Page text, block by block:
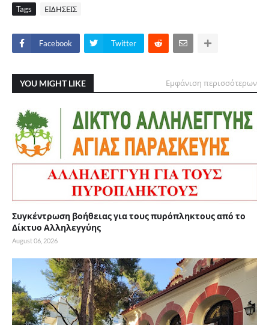
Tags ΕΙΔΗΣΕΙΣ
Facebook Twitter
YOU MIGHT LIKE Εμφάνιση περισσότερων
Συγκέντρωση βοήθειας για τους πυρόπληκτους από το
Δίκτυο Αλληλεγγύης
August 06, 2026